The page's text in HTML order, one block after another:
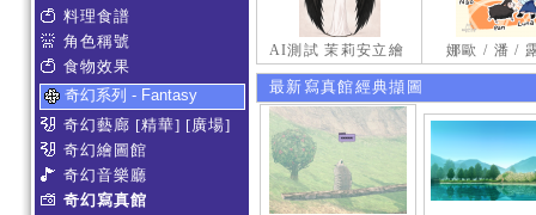
料理食譜
角色稱號
食物效果
奇幻系列 - Fantasy
奇幻藝廊 [精華] [廣場]
奇幻繪圖館
奇幻音樂廳
奇幻寫真館
AI測試 茉莉安立繪 娜歐 / 潘 /
最新寫真館經典擷圖